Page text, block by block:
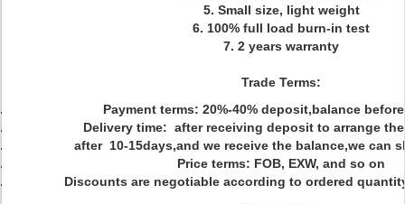
5. Small size, light weight
6. 100% full load burn-in test
7. 2 years warranty
Trade Terms:
Payment terms: 20%-40% deposit,balance
Delivery time: after receiving deposit to arrange
after 10-15days,and we receive the balance,we can
Price terms: FOB, EXW, and so on
Discounts are negotiable according to ordered